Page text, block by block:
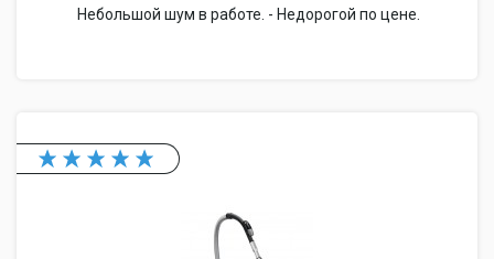
Небольшой шум в работе. - Недорогой по цене.